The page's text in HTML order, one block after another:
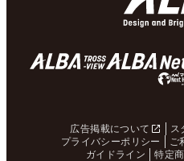
広告掲載について ス
プライバシーポリシー
ご
ガイドライン
特定